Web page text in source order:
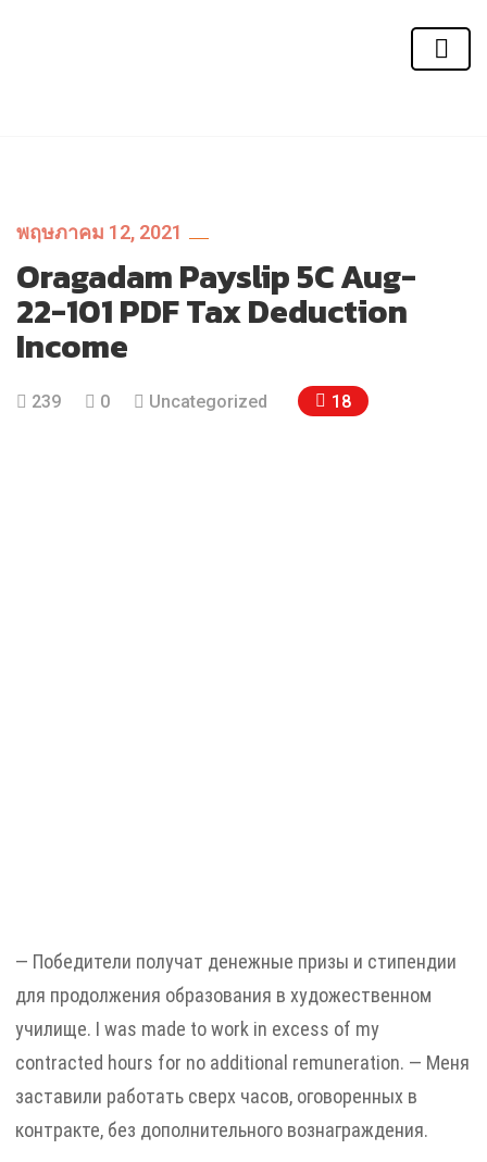
พฤษภาคม 12, 2021
Oragadam Payslip 5C Aug-
22-101 PDF Tax Deduction
Income
239 0 Uncategorized 18
— Победители получат денежные призы и стипендии
для продолжения образования в художественном
училище. I was made to work in excess of my
contracted hours for no additional remuneration. — Меня
заставили работать сверх часов, оговоренных в
контракте, без дополнительного вознаграждения.